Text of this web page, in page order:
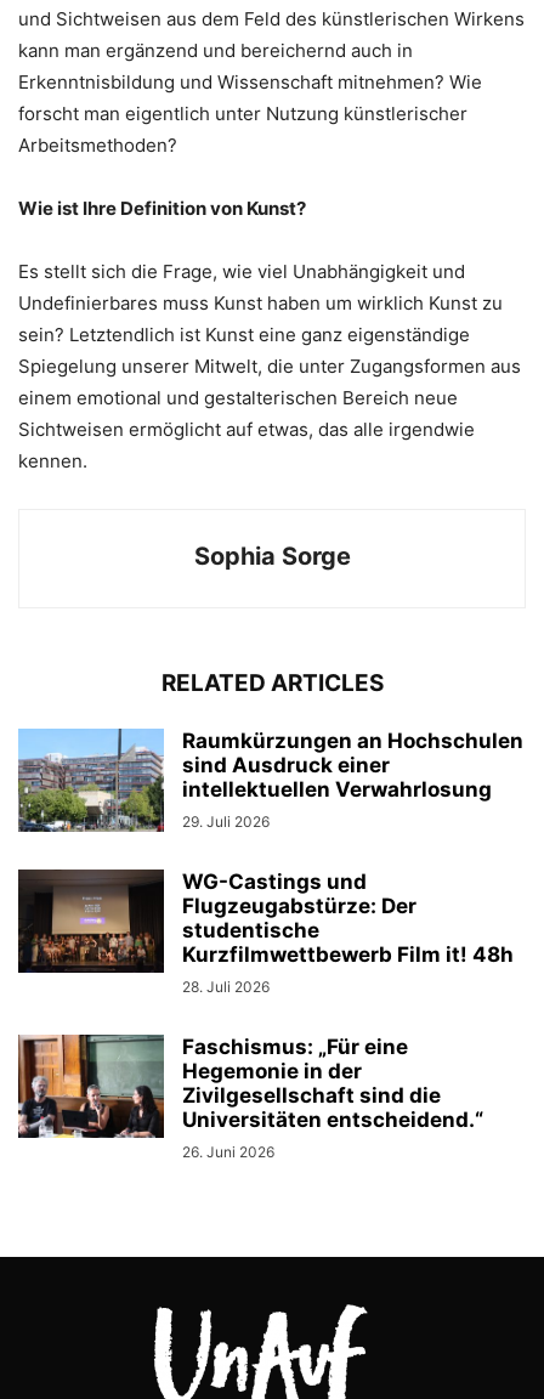
und Sichtweisen aus dem Feld des künstlerischen Wirkens
kann man ergänzend und bereichernd auch in
Erkenntnisbildung und Wissenschaft mitnehmen? Wie
forscht man eigentlich unter Nutzung künstlerischer
Arbeitsmethoden?
Wie ist Ihre Definition von Kunst?
Es stellt sich die Frage, wie viel Unabhängigkeit und
Undefinierbares muss Kunst haben um wirklich Kunst zu
sein? Letztendlich ist Kunst eine ganz eigenständige
Spiegelung unserer Mitwelt, die unter Zugangsformen aus
einem emotional und gestalterischen Bereich neue
Sichtweisen ermöglicht auf etwas, das alle irgendwie
kennen.
Sophia Sorge
RELATED ARTICLES
Raumkürzungen an Hochschulen
sind Ausdruck einer
intellektuellen Verwahrlosung
29. Juli 2026
WG-Castings und
Flugzeugabstürze: Der
studentische
Kurzfilmwettbewerb Film it! 48h
28. Juli 2026
Faschismus: „Für eine
Hegemonie in der
Zivilgesellschaft sind die
Universitäten entscheidend.“
26. Juni 2026